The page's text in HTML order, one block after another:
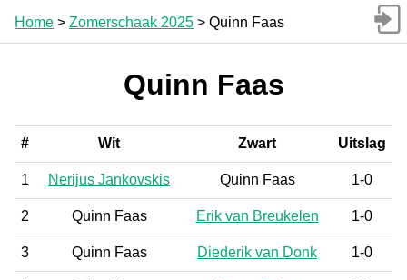
Home > Zomerschaak 2025 > Quinn Faas
Quinn Faas
# Wit Zwart Uitslag
1 Nerijus Jankovskis Quinn Faas 1-0
2 Quinn Faas Erik van Breukelen 1-0
3 Quinn Faas Diederik van Donk 1-0